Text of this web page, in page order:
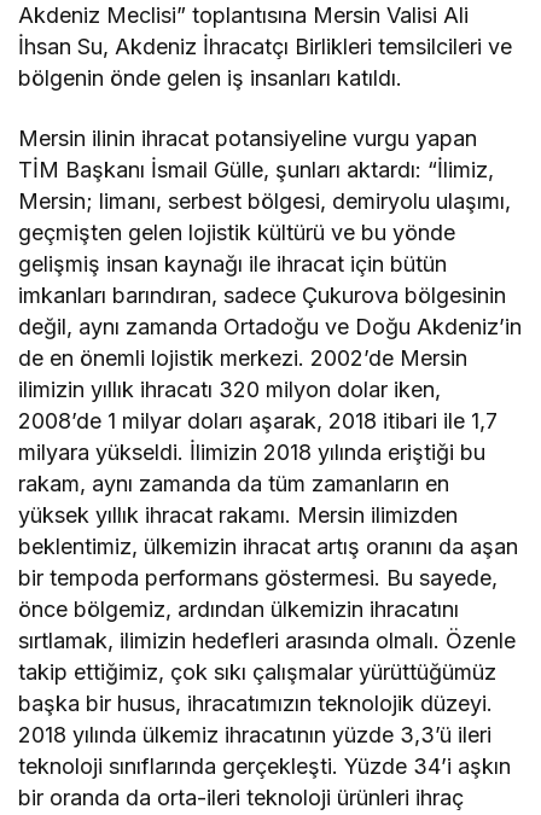
Akdeniz Meclisi” toplantısına Mersin Valisi Ali
İhsan Su, Akdeniz İhracatçı Birlikleri temsilcileri ve
bölgenin önde gelen iş insanları katıldı.
Mersin ilinin ihracat potansiyeline vurgu yapan
TİM Başkanı İsmail Gülle, şunları aktardı: “İlimiz,
Mersin; limanı, serbest bölgesi, demiryolu ulaşımı,
geçmişten gelen lojistik kültürü ve bu yönde
gelişmiş insan kaynağı ile ihracat için bütün
imkanları barındıran, sadece Çukurova bölgesinin
değil, aynı zamanda Ortadoğu ve Doğu Akdeniz’in
de en önemli lojistik merkezi. 2002’de Mersin
ilimizin yıllık ihracatı 320 milyon dolar iken,
2008’de 1 milyar doları aşarak, 2018 itibari ile 1,7
milyara yükseldi. İlimizin 2018 yılında eriştiği bu
rakam, aynı zamanda da tüm zamanların en
yüksek yıllık ihracat rakamı. Mersin ilimizden
beklentimiz, ülkemizin ihracat artış oranını da aşan
bir tempoda performans göstermesi. Bu sayede,
önce bölgemiz, ardından ülkemizin ihracatını
sırtlamak, ilimizin hedefleri arasında olmalı. Özenle
takip ettiğimiz, çok sıkı çalışmalar yürüttüğümüz
başka bir husus, ihracatımızın teknolojik düzeyi.
2018 yılında ülkemiz ihracatının yüzde 3,3’ü ileri
teknoloji sınıflarında gerçekleşti. Yüzde 34’i aşkın
bir oranda da orta-ileri teknoloji ürünleri ihraç